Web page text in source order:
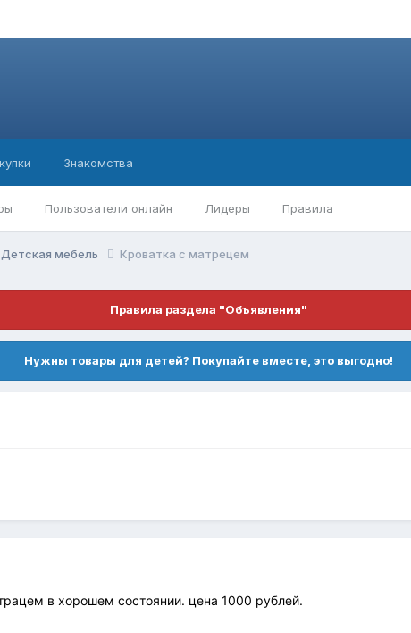
Пользователи онлайн Лидеры Правила
Знакомства
Детская мебель Кроватка с матрецем
Правила раздела "Объявления"
Нужны товары для детей? Покупайте вместе, это выгодно!
в хорошем состоянии. цена 1000 рублей.